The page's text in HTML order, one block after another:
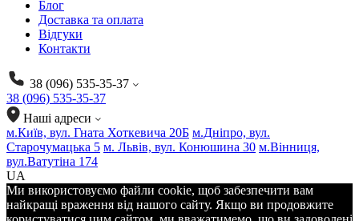
Блог
Доставка та оплата
Відгуки
Контакти
38 (096) 535-35-37
38 (096) 535-35-37
Наші адреси
м.Київ, вул. Гната Хоткевича 20Б м.Дніпро, вул.
Старочумацька 5 м. Львів, вул. Конюшина 30 м.Вінниця,
вул.Ватутіна 174
UA
Ми використовуємо файли cookie, щоб забезпечити вам
найкращі враження від нашого сайту. Якщо ви продовжите